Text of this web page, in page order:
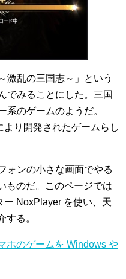
激乱の三国志～」という
でみることにした。三国
系のゲームのようだ。
り開発されたゲームらし
ォンの小さな画面でやる
ものだ。このページでは
ー NoxPlayer を使い、天
する。
ホのゲームを Windows や